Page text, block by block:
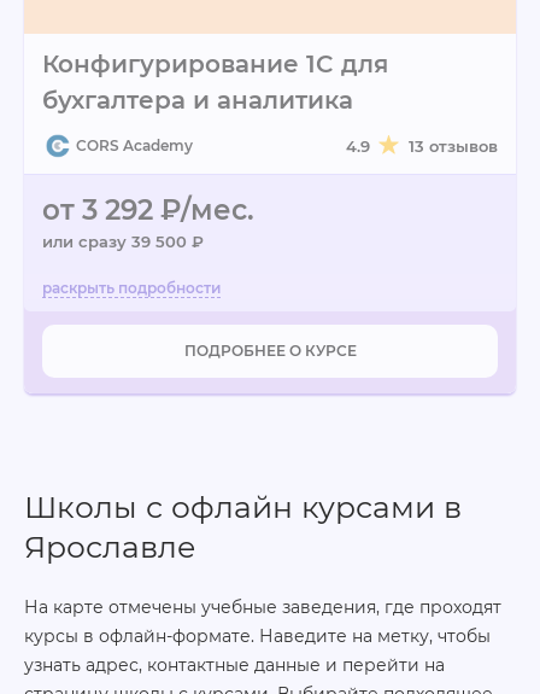
Конфигурирование 1C для
бухгалтера и аналитика
CORS Academy 4.9 13 отзывов
от 3 292 ₽/мес.
или сразу 39 500 ₽
ПОДРОБНЕЕ О КУРСЕ
Школы с офлайн курсами в
Ярославле
На карте отмечены учебные заведения, где проходят
курсы в офлайн-формате. Наведите на метку, чтобы
узнать адрес, контактные данные и перейти на